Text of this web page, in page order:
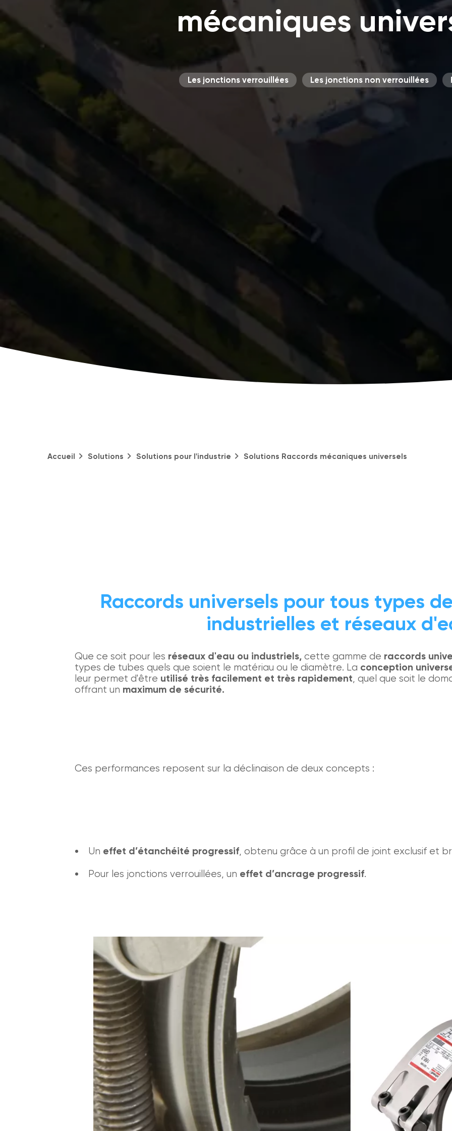
mécaniques
Les jonctions verrouillées Les jonctions non verrouillées
Accueil Solutions Solutions pour l'industrie Solutions Raccords mécaniques universels
Raccords universels pour tous types
industrielles et réseaux
Que ce soit pour les réseaux d'eau ou industriels,cette gamme de raccords
types de tubes quels que soient le matériau ou le diamètre. La conception
leur permet d'être utilisé très facilement et très rapidement, quel que soit le
offrant un maximum de sécurité.
Ces performances reposent sur la déclinaison de deux concepts :
Un effet d’étanchéité progressif, obtenu grâce à un profil de joint exclusif et
Pour les jonctions verrouillées, un effet d’ancrage progressif.